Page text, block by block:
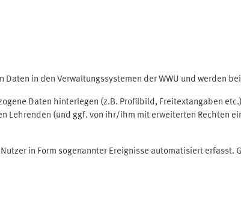
in den Verwaltungssystemen der WWU und werden
Daten hinterlegen (z.B. Profilbild, Freitextangaben
Lehrenden (und ggf. von ihr/ihm mit erweiterten Rechten
in Form sogenannter Ereignisse automatisiert erfasst.